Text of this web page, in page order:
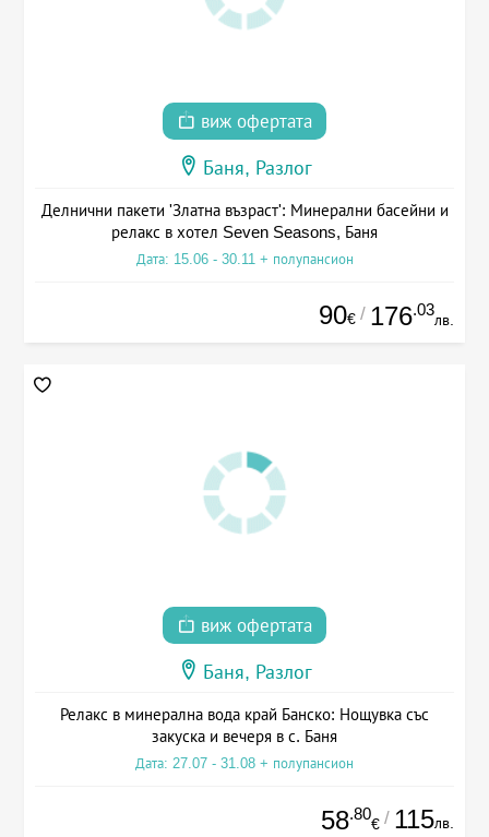
виж офертата
Баня, Разлог
Делнични пакети 'Златна възраст': Минерални басейни и
релакс в хотел Seven Seasons, Баня
Дата: 15.06 - 30.11 + полупансион
90€ / 176.03
лв.
виж офертата
Баня, Разлог
Релакс в минерална вода край Банско: Нощувка със
закуска и вечеря в с. Баня
Дата: 27.07 - 31.08 + полупансион
58.80
€ / 115лв.